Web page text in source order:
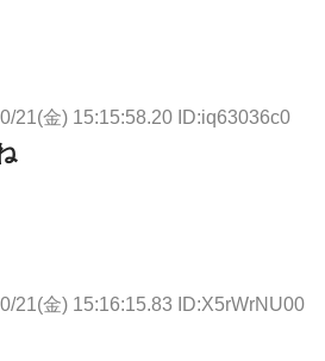
21(金) 15:15:58.20 ID:iq63036c0
21(金) 15:16:15.83 ID:X5rWrNU00